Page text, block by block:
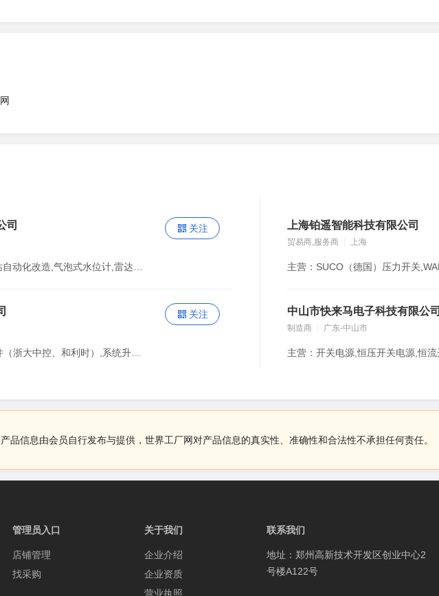
司 关注 上海铂遥智能科技有限公司
贸易商,服务商 上海
关注 中山市快来马电子科技有限公司
制造商 广东-中山市
品信息由会员自行发布与提供，世界工厂网对产品信息的真实性、准确性和合法性不承担任何责任。
管理员入口
店铺管理
找采购
关于我们
企业介绍
企业资质
营业执照
联系我们
地址：郑州高新技术开发区创业中心2
号楼A122号